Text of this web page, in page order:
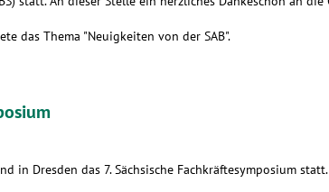
das Thema "Neuigkeiten von der SAB".
in Dresden das 7. Sächsische Fachkräftesymposium statt.